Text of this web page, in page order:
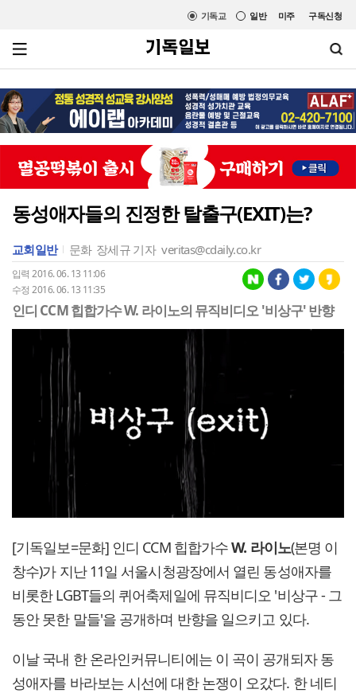
미주 구독신청
일반
기독교
동성애자들의 진정한 탈출구(EXIT)는?
교회일반 문화 장세규 기자 veritas@cdaily.co.kr
입력 2016. 06. 13 11:06
수정 2016. 06. 13 11:35
인디 CCM 힙합가수 W. 라이노의 뮤직비디오 '비상구' 반향
[기독일보=문화] 인디 CCM 힙합가수W. 라이노(본명 이
창수)가 지난 11일 서울시청광장에서 열린 동성애자를
비롯한 LGBT들의 퀴어축제일에 뮤직비디오 '비상구 - 그
동안 못한 말들'을 공개하며 반향을 일으키고 있다.
이날 국내 한 온라인커뮤니티에는 이 곡이 공개되자 동
성애자를 바라보는 시선에 대한 논쟁이 오갔다. 한 네티